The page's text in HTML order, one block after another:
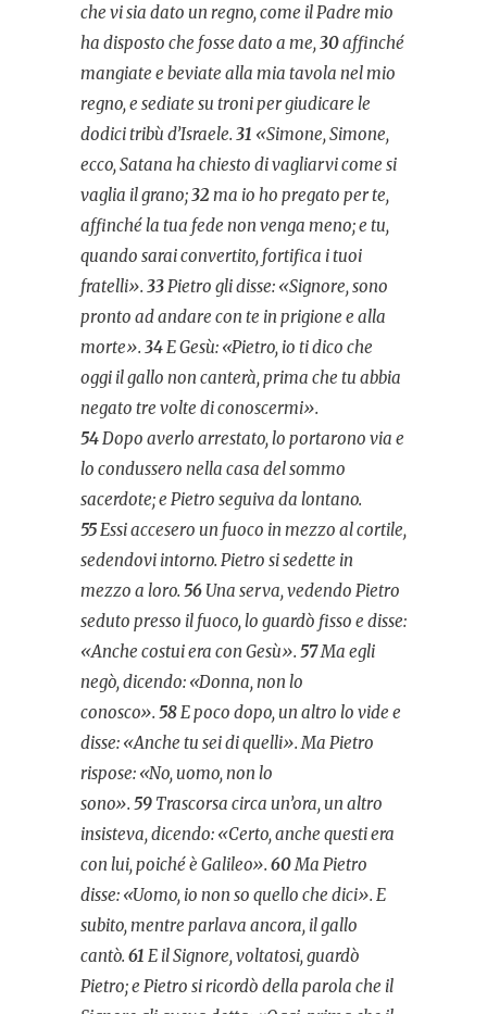
che vi sia dato un regno, come il Padre mio
ha disposto che fosse dato a me,30affinché
mangiate e beviate alla mia tavola nel mio
regno, e sediate su troni per giudicare le
dodici tribù d’Israele. 31 «Simone, Simone,
ecco, Satana ha chiesto di vagliarvi come si
vaglia il grano;32 ma io ho pregato per te,
affinché la tua fede non venga meno; e tu,
quando sarai convertito, fortifica i tuoi
fratelli». 33Pietro gli disse: «Signore, sono
pronto ad andare con te in prigione e alla
morte». 34E Gesù: «Pietro, io ti dico che
oggi il gallo non canterà, prima che tu abbia
negato tre volte di conoscermi».
54Dopo averlo arrestato, lo portarono via e
lo condussero nella casa del sommo
sacerdote; e Pietro seguiva da lontano.
55Essi accesero un fuoco in mezzo al cortile,
sedendovi intorno. Pietro si sedette in
mezzo a loro. 56 Una serva, vedendo Pietro
seduto presso il fuoco, lo guardò fisso e disse:
«Anche costui era con Gesù». 57Ma egli
negò, dicendo: «Donna, non lo
conosco». 58E poco dopo, un altro lo vide e
disse: «Anche tu sei di quelli». Ma Pietro
rispose: «No, uomo, non lo
sono». 59 Trascorsa circa un’ora, un altro
insisteva, dicendo: «Certo, anche questi era
con lui, poiché è Galileo». 60Ma Pietro
disse: «Uomo, io non so quello che dici». E
subito, mentre parlava ancora, il gallo
cantò. 61 E il Signore, voltatosi, guardò
Pietro; e Pietro si ricordò della parola che il